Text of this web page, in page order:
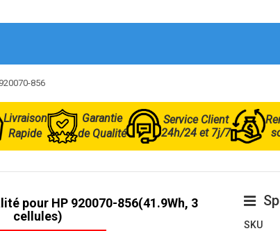
856
Livraison
Rapide
Garantie
de Qualité
Service Client
24h/24 et 7j/7
pour HP 920070-856(41.9Wh, 3
cellules)
SKU